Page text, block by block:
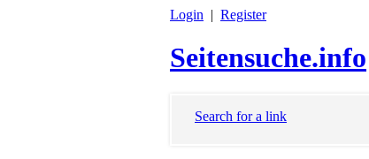
Login | Register
Seitensuche.info
Search for a link